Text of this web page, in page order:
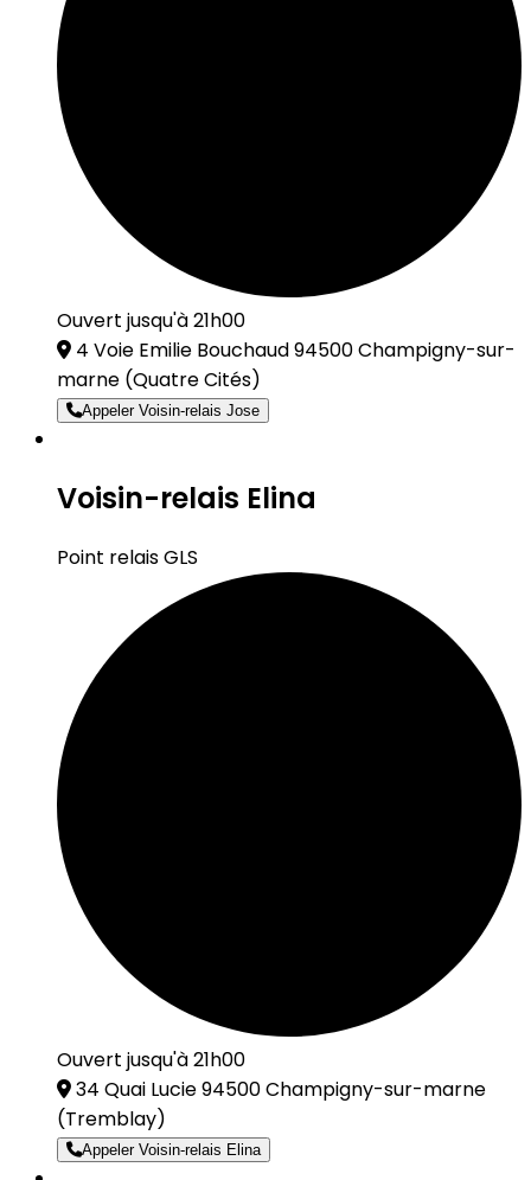
Ouvert jusqu'à 21h00
4 Voie Emilie Bouchaud 94500 Champigny-sur-
marne (Quatre Cités)
Appeler Voisin-relais Jose
Voisin-relais Elina
Point relais GLS
Ouvert jusqu'à 21h00
34 Quai Lucie 94500 Champigny-sur-marne
(Tremblay)
Appeler Voisin-relais Elina